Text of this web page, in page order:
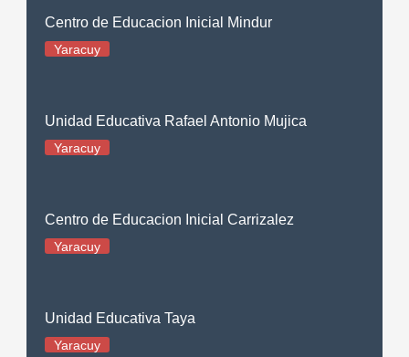
Centro de Educacion Inicial Mindur
Yaracuy
Unidad Educativa Rafael Antonio Mujica
Yaracuy
Centro de Educacion Inicial Carrizalez
Yaracuy
Unidad Educativa Taya
Yaracuy